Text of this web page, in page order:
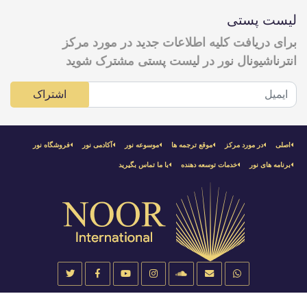
لیست پستی
برای دریافت کلیه اطلاعات جدید در مورد مرکز
انترناشيونال نور در لیست پستی مشترک شوید
اشتراک
اصلی در مورد مركز موقع ترجمه ها موسوعه نور آکادمی نور فروشگاه نور
برنامه هاى نور خدمات توسعه دهنده با ما تماس بگیرید